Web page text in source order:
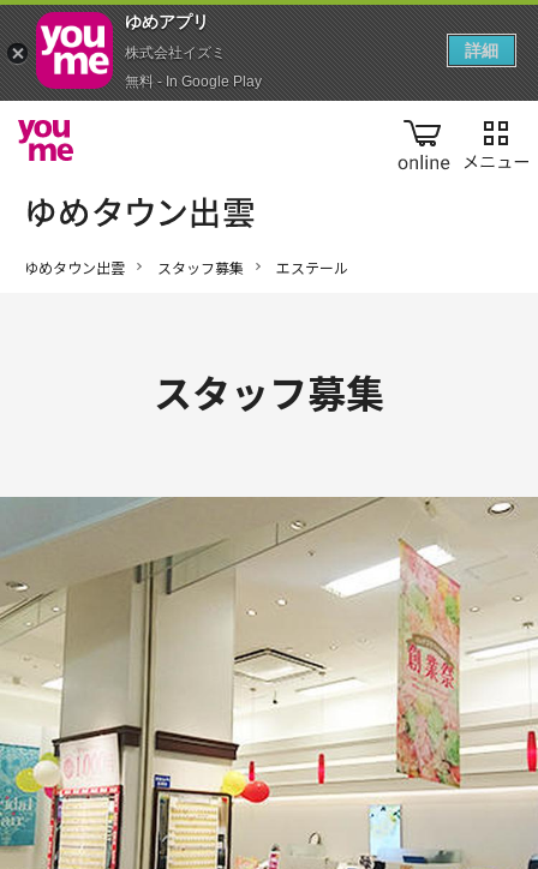
online
ゆめタウン出雲 スタッフ募集 エステール
スタッフ募集
ゆめアプ‪リ‬
株式会社イズミ
無料 - In Google Play
詳細